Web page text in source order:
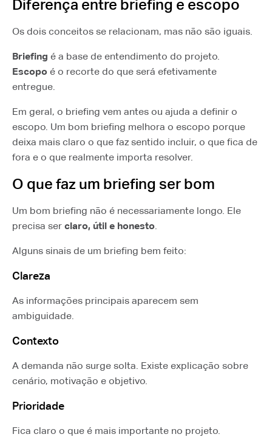
Diferença entre briefing e escopo
Os dois conceitos se relacionam, mas não são iguais.
Briefing é a base de entendimento do projeto.
Escopo é o recorte do que será efetivamente
entregue.
Em geral, o briefing vem antes ou ajuda a definir o
escopo. Um bom briefing melhora o escopo porque
deixa mais claro o que faz sentido incluir, o que fica de
fora e o que realmente importa resolver.
O que faz um briefing ser bom
Um bom briefing não é necessariamente longo. Ele
precisa ser claro, útil e honesto.
Alguns sinais de um briefing bem feito:
Clareza
As informações principais aparecem sem
ambiguidade.
Contexto
A demanda não surge solta. Existe explicação sobre
cenário, motivação e objetivo.
Prioridade
Fica claro o que é mais importante no projeto.